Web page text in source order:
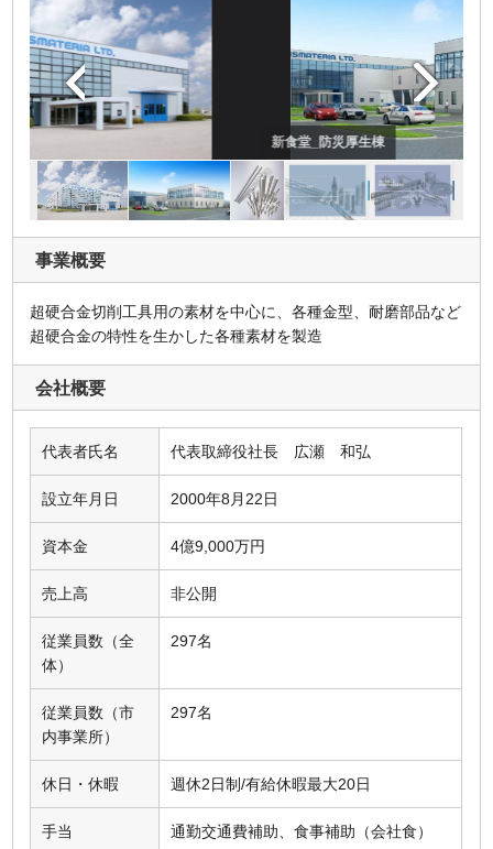
事業概要
超硬合金切削工具用の素材を中心に、各種金型、耐磨部品など
超硬合金の特性を生かした各種素材を製造
会社概要
代表者氏名 代表取締役社長 広瀬 和弘
設立年月日 2000年8月22日
資本金 4億9,000万円
売上高 非公開
従業員数（全
体）
297名
従業員数（市
内事業所）
297名
休日・休暇 週休2日制/有給休暇最大20日
手当 通勤交通費補助、食事補助（会社食）